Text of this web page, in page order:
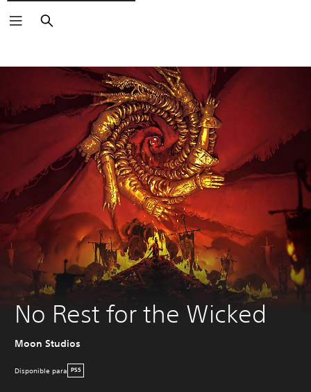
Buscar
No Rest for the Wicked
Moon Studios
Disponible para PS5